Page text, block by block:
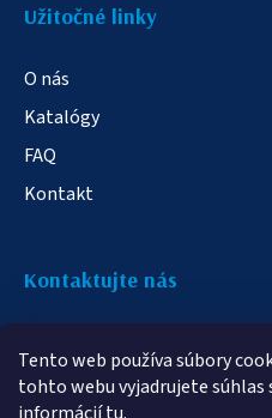
Tento web používa súbory
tohto webu vyjadrujete súhlas
Užitočné linky
O nás
Katalógy
FAQ
Kontakt
Kontaktujte nás
info@elampa.sk